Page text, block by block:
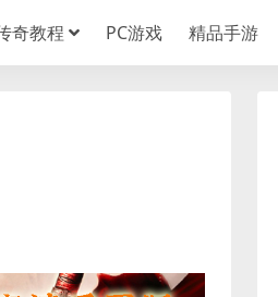
奇教程 PC游戏 精品手游